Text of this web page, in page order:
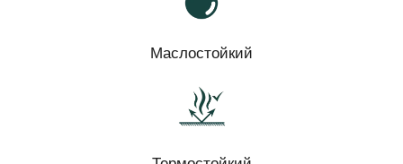
Маслостойкий